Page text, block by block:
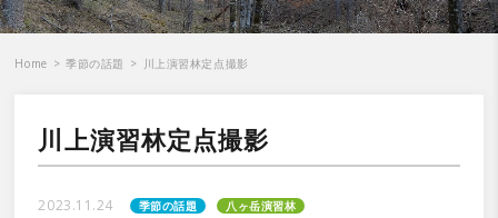
Home > 季節の話題 > 川上演習林定点撮影
川上演習林定点撮影
2023.11.24 季節の話題 八ヶ岳演習林